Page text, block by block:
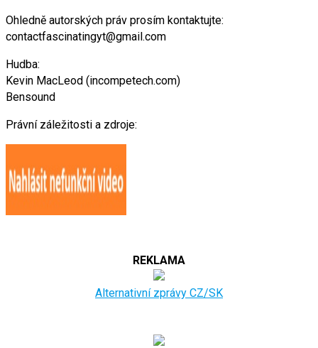
Ohledně autorských práv prosím kontaktujte:
contactfascinatingyt@gmail.com
Hudba:
Kevin MacLeod (incompetech.com)
Bensound
Právní záležitosti a zdroje:
REKLAMA
Alternativní zprávy CZ/SK